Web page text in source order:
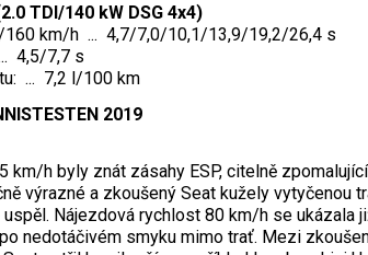
TDI/140 kW DSG 4x4)
km/h ... 4,7/7,0/10,1/13,9/19,2/26,4 s
4,5/7,7 s
... 7,2 l/100 km
2019
km/h byly znát zásahy ESP, citelně
výrazné a zkoušený Seat kužely vytyčenou
Nájezdová rychlost 80 km/h se ukázala
nedotáčivém smyku mimo trať. Mezi